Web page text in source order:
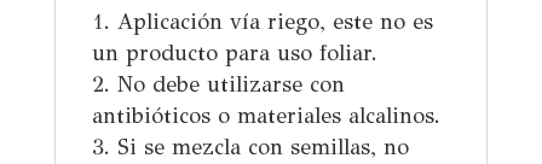
Aplicación vía riego, este no es
un producto para uso foliar.
No debe utilizarse con
antibióticos o materiales alcalinos.
Si se mezcla con semillas, no